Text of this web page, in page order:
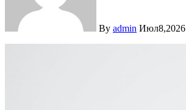
By admin Июл8,2026